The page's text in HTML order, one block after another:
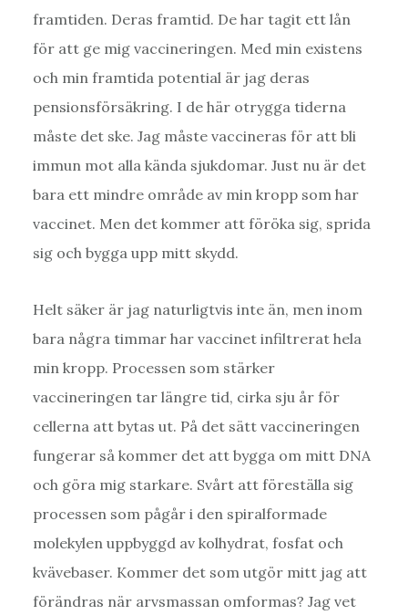
framtiden. Deras framtid. De har tagit ett lån
för att ge mig vaccineringen. Med min existens
och min framtida potential är jag deras
pensionsförsäkring. I de här otrygga tiderna
måste det ske. Jag måste vaccineras för att bli
immun mot alla kända sjukdomar. Just nu är det
bara ett mindre område av min kropp som har
vaccinet. Men det kommer att föröka sig, sprida
sig och bygga upp mitt skydd.
Helt säker är jag naturligtvis inte än, men inom
bara några timmar har vaccinet infiltrerat hela
min kropp. Processen som stärker
vaccineringen tar längre tid, cirka sju år för
cellerna att bytas ut. På det sätt vaccineringen
fungerar så kommer det att bygga om mitt DNA
och göra mig starkare. Svårt att föreställa sig
processen som pågår i den spiralformade
molekylen uppbyggd av kolhydrat, fosfat och
kvävebaser. Kommer det som utgör mitt jag att
förändras när arvsmassan omformas? Jag vet